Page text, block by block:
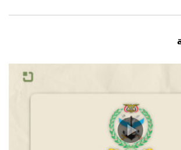
بوجه العدوان” بمشاركة جميع
العسكرية
صحفي لمتحدث القوات المسلحة
لحصاد 8 سنوات من الصمود في وجه